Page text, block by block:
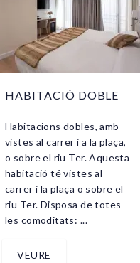
HABITACIÓ DOBLE
Habitacions dobles, amb
vistes al carrer i a la plaça,
o sobre el riu Ter. Aquesta
habitació té vistes al
carrer i la plaça o sobre el
riu Ter. Disposa de totes
les comoditats: ...
VEURE